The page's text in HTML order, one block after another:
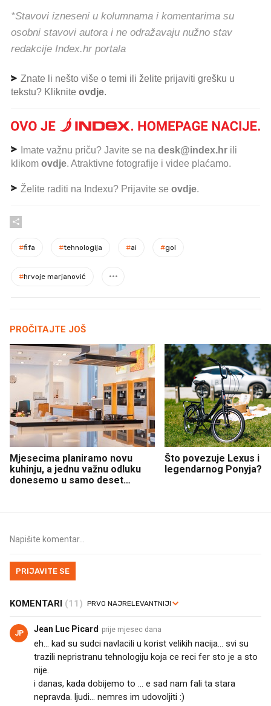
*Stavovi izneseni u kolumnama i komentarima su
osobni stavovi autora i ne odražavaju nužno stav
redakcije Index.hr portala
Znate li nešto više o temi ili želite prijaviti grešku u
tekstu? Kliknite ovdje.
Imate važnu priču? Javite se na desk@index.hr ili
klikom ovdje. Atraktivne fotografije i videe plaćamo.
Želite raditi na Indexu? Prijavite se ovdje.
#fifa #tehnologija #ai #gol
#hrvoje marjanović
PROČITAJTE JOŠ
Mjesecima planiramo novu
kuhinju, a jednu važnu odluku
donesemo u samo deset
Što povezuje Lexus i
legendarnog Ponyja?
PRIJAVITE SE
KOMENTARI (11)
JP Jean Luc Picard prije mjesec dana
eh... kad su sudci navlacili u korist velikih nacija... svi su
trazili nepristranu tehnologiju koja ce reci fer sto je a sto
nije.
i danas, kada dobijemo to ... e sad nam fali ta stara
nepravda. ljudi... nemres im udovoljiti :)